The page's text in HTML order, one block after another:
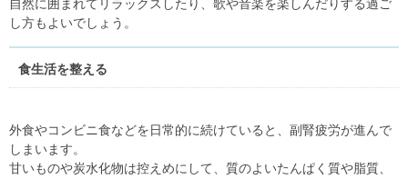
自然に囲まれてリラックスしたり、歌や音楽を楽しんだりする過ご
し方もよいでしょう。
食生活を整える
外食やコンビニ食などを日常的に続けていると、副腎疲労が進んで
しまいます。
甘いものや炭水化物は控えめにして、質のよいたんぱく質や脂質、